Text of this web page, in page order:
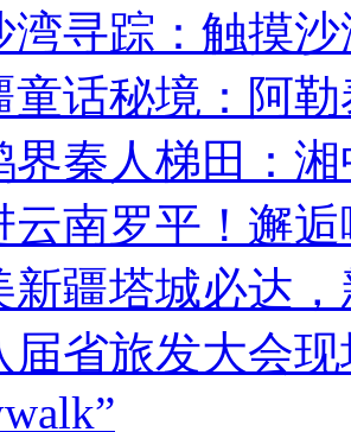
湾寻踪：触摸
童话秘境：阿
界秦人梯田：
云南罗平！邂
新疆塔城必达
届省旅发大会